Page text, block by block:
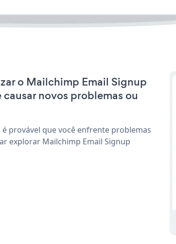
o Mailchimp Email Signup
novos problemas ou
provável que você enfrente problemas
explorar Mailchimp Email Signup